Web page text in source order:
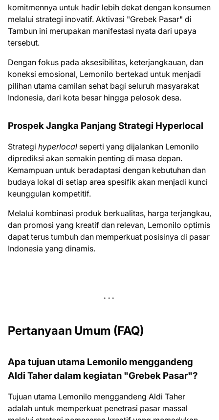
komitmennya untuk hadir lebih dekat dengan konsumen
melalui strategi inovatif. Aktivasi "Grebek Pasar" di
Tambun ini merupakan manifestasi nyata dari upaya
tersebut.
Dengan fokus pada aksesibilitas, keterjangkauan, dan
koneksi emosional, Lemonilo bertekad untuk menjadi
pilihan utama camilan sehat bagi seluruh masyarakat
Indonesia, dari kota besar hingga pelosok desa.
Prospek Jangka Panjang Strategi Hyperlocal
Strategi hyperlocal seperti yang dijalankan Lemonilo
diprediksi akan semakin penting di masa depan.
Kemampuan untuk beradaptasi dengan kebutuhan dan
budaya lokal di setiap area spesifik akan menjadi kunci
keunggulan kompetitif.
Melalui kombinasi produk berkualitas, harga terjangkau,
dan promosi yang kreatif dan relevan, Lemonilo optimis
dapat terus tumbuh dan memperkuat posisinya di pasar
Indonesia yang dinamis.
Pertanyaan Umum (FAQ)
Apa tujuan utama Lemonilo menggandeng
Aldi Taher dalam kegiatan "Grebek Pasar"?
Tujuan utama Lemonilo menggandeng Aldi Taher
adalah untuk memperkuat penetrasi pasar massal